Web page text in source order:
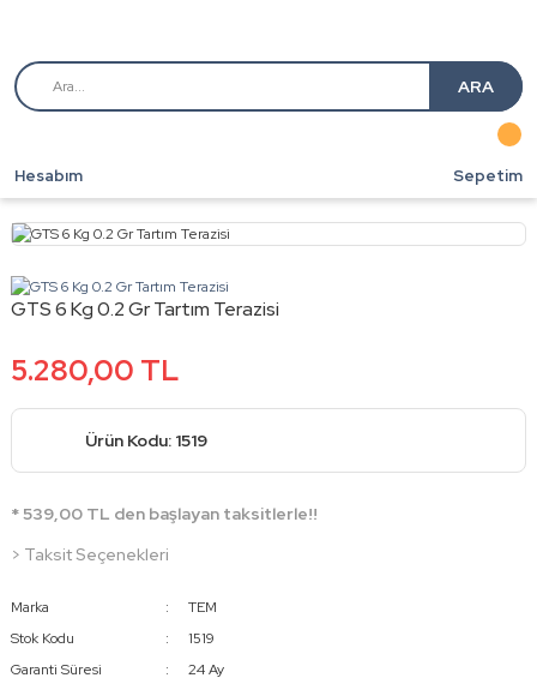
ARA
Hesabım Sepetim
GTS 6 Kg 0.2 Gr Tartım Terazisi
5.280,00 TL
Ürün Kodu: 1519
* 539,00 TL den başlayan taksitlerle!!
> Taksit Seçenekleri
Marka
TEM
Stok Kodu
1519
Garanti Süresi
24 Ay